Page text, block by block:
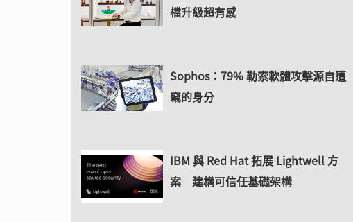
檔升級超有感
Sophos：79% 勒索軟體攻擊源自遭
竊的身分
IBM 與 Red Hat 拓展 Lightwell 方
案 建構可信任基礎架構